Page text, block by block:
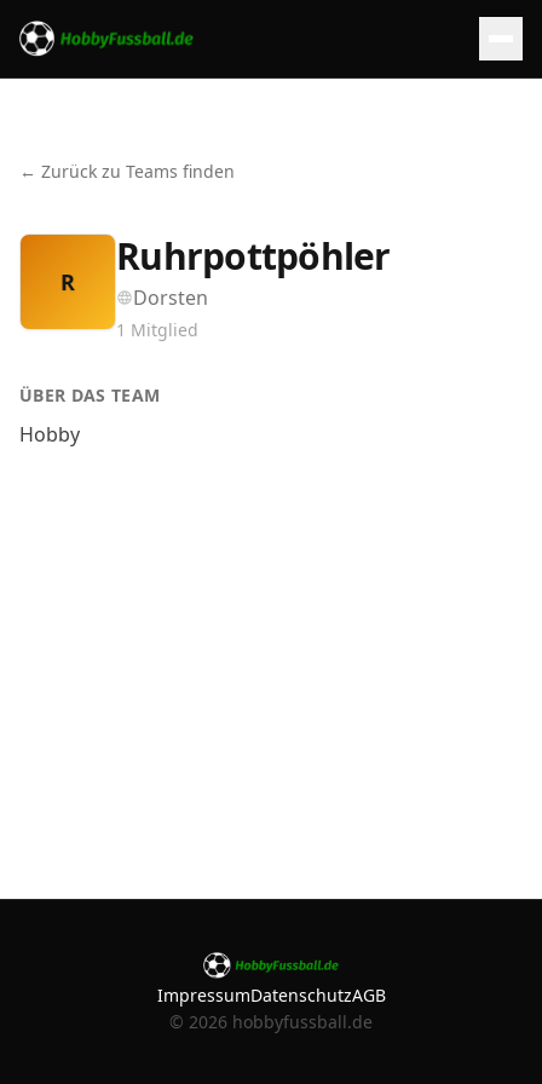
← Zurück zu Teams finden
R
Ruhrpottpöhler
Dorsten
1 Mitglied
ÜBER DAS TEAM
Hobby
ImpressumDatenschutzAGB
© 2026 hobbyfussball.de